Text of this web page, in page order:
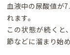
血液中の尿酸値が
れます。
この状態が続くと
節などに溜まり始め